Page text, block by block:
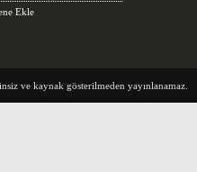
Ekle
ve kaynak gösterilmeden yayınlanamaz.